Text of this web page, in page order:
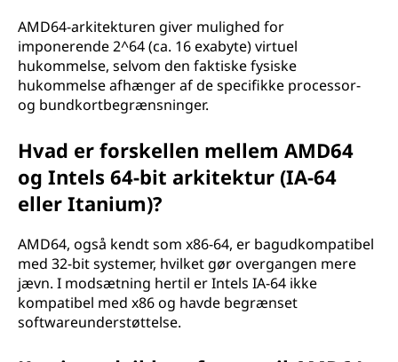
AMD64-arkitekturen giver mulighed for
imponerende 2^64 (ca. 16 exabyte) virtuel
hukommelse, selvom den faktiske fysiske
hukommelse afhænger af de specifikke processor-
og bundkortbegrænsninger.
Hvad er forskellen mellem AMD64
og Intels 64-bit arkitektur (IA-64
eller Itanium)?
AMD64, også kendt som x86-64, er bagudkompatibel
med 32-bit systemer, hvilket gør overgangen mere
jævn. I modsætning hertil er Intels IA-64 ikke
kompatibel med x86 og havde begrænset
softwareunderstøttelse.